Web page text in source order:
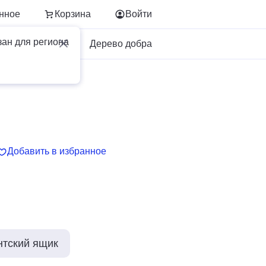
Корзина
для региона
Войти
Для бизнеса Дерево добра
Добавить в избранное
ящик